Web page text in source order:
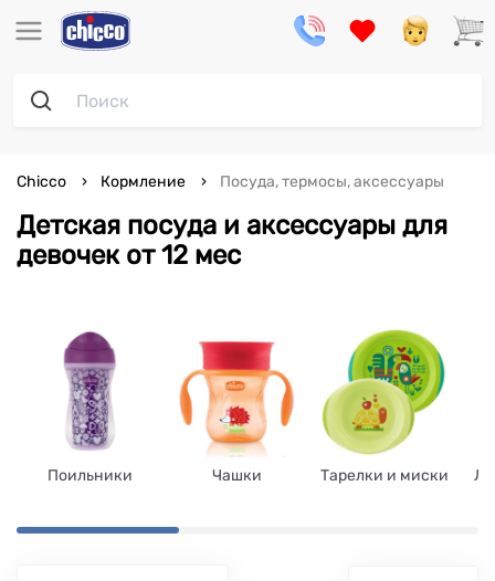
Детская посуда и аксессуары для
девочек от 12 мес
Chicco Кормление Посуда, термосы, аксессуары
Поильники Чашки Тарелки и миски